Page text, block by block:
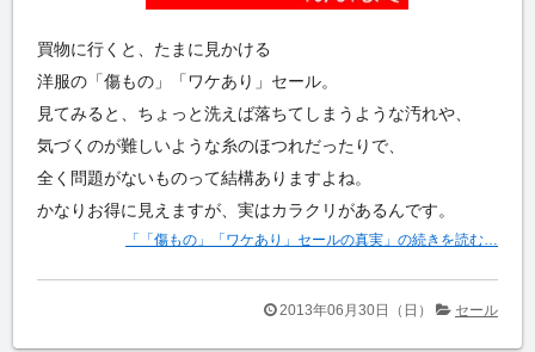
買物に行くと、たまに見かける
洋服の「傷もの」「ワケあり」セール。
見てみると、ちょっと洗えば落ちてしまうような汚れや、
気づくのが難しいような糸のほつれだったりで、
全く問題がないものって結構ありますよね。
かなりお得に見えますが、実はカラクリがあるんです。
「「傷もの」「ワケあり」セールの真実」の続きを読む…
2013年06月30日（日） セール